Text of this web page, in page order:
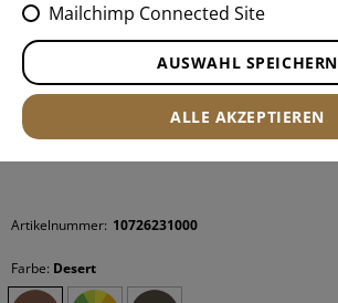
Artikelnummer: 10726231000
Farbe: Desert
Mailchimp Connected Site
AUSWAHL SPEICHERN
ALLE AKZEPTIEREN